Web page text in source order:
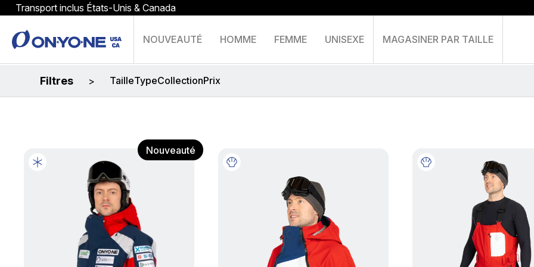
Transport inclus États-Unis & Canada
NOUVEAUTÉ HOMME FEMME UNISEXE MAGASINER PAR TAILLE
Panier
Filtres > TailleTypeCollectionPrix
Nouveauté